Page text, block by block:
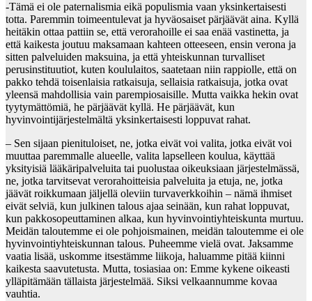
-Tämä ei ole paternalismia eikä populismia vaan yksinkertaisesti
totta. Paremmin toimeentulevat ja hyväosaiset pärjäävät aina. Kyllä
heitäkin ottaa pattiin se, että verorahoille ei saa enää vastinetta, ja
että kaikesta joutuu maksamaan kahteen otteeseen, ensin verona ja
sitten palveluiden maksuina, ja että yhteiskunnan turvalliset
perusinstituutiot, kuten koululaitos, saatetaan niin rappiolle, että on
pakko tehdä toisenlaisia ratkaisuja, sellaisia ratkaisuja, jotka ovat
yleensä mahdollisia vain parempiosaisille. Mutta vaikka hekin ovat
tyytymättömiä, he pärjäävät kyllä. He pärjäävät, kun
hyvinvointijärjestelmältä yksinkertaisesti loppuvat rahat.
– Sen sijaan pienituloiset, ne, jotka eivät voi valita, jotka eivät voi
muuttaa paremmalle alueelle, valita lapselleen koulua, käyttää
yksityisiä lääkäripalveluita tai puolustaa oikeuksiaan järjestelmässä,
ne, jotka tarvitsevat verorahoitteisia palveluita ja etuja, ne, jotka
jäävät roikkumaan jäljellä oleviin turvaverkkoihin – nämä ihmiset
eivät selviä, kun julkinen talous ajaa seinään, kun rahat loppuvat,
kun pakkosopeuttaminen alkaa, kun hyvinvointiyhteiskunta murtuu.
Meidän taloutemme ei ole pohjoismainen, meidän taloutemme ei ole
hyvinvointiyhteiskunnan talous. Puheemme vielä ovat. Jaksamme
vaatia lisää, uskomme itsestämme liikoja, haluamme pitää kiinni
kaikesta saavutetusta. Mutta, tosiasiaa on: Emme kykene oikeasti
ylläpitämään tällaista järjestelmää. Siksi velkaannumme kovaa
vauhtia.